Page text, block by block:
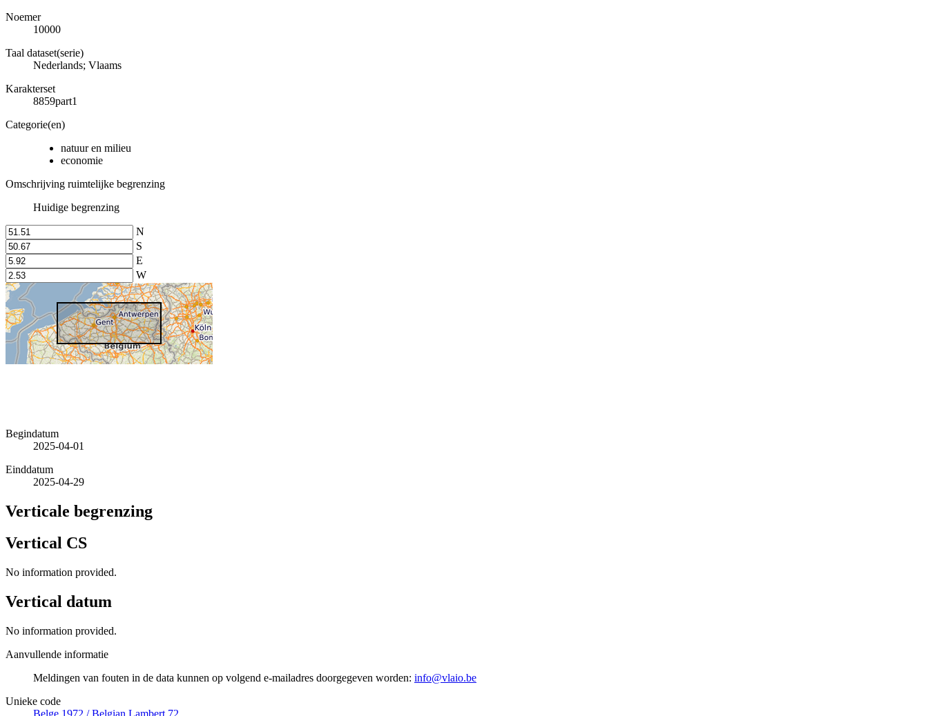
Noemer
10000
Taal dataset(serie)
Nederlands; Vlaams
Karakterset
8859part1
Categorie(en)
natuur en milieu
economie
Omschrijving ruimtelijke begrenzing
Huidige begrenzing
N
S
E
W
Begindatum
2025-04-01
Einddatum
2025-04-29
Verticale begrenzing
Vertical CS
No information provided.
Vertical datum
No information provided.
Aanvullende informatie
Meldingen van fouten in de data kunnen op volgend e-mailadres doorgegeven worden: info@vlaio.be
Unieke code